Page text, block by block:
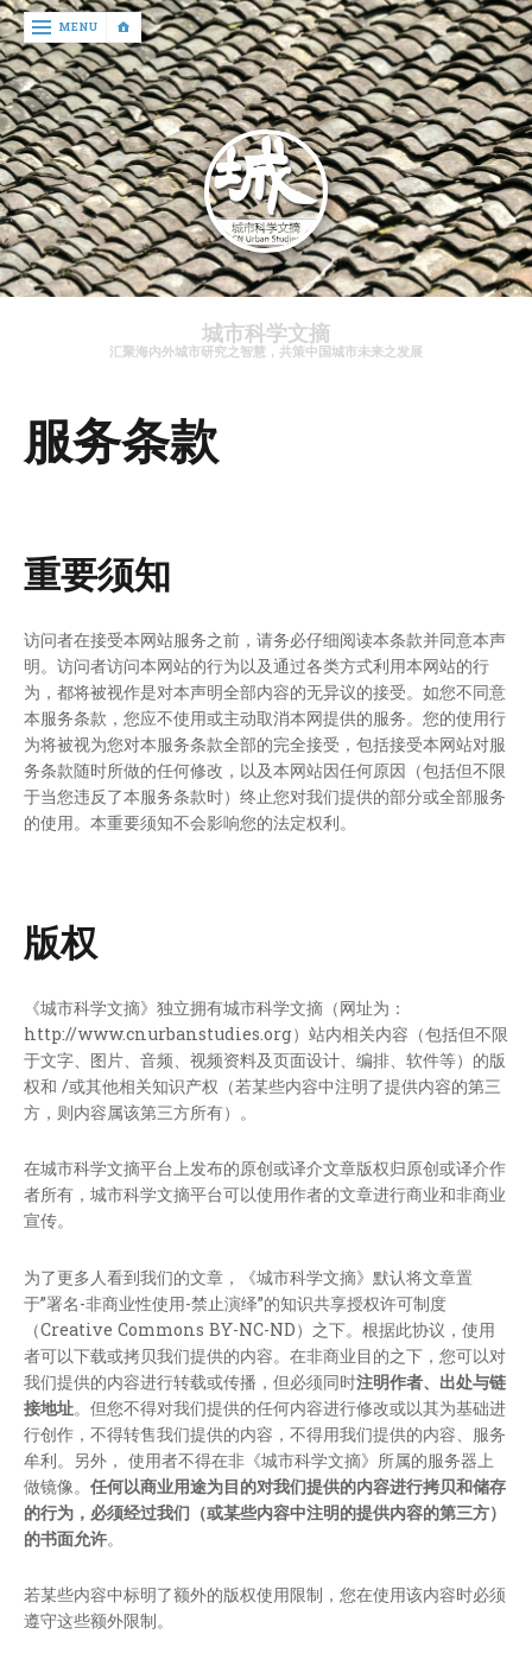
‹
return

文
章
资
讯
关
MENU
城市科学文摘
汇聚海内外城市研究之智慧，共策中国城市未来之发展
服务条款
重要须知
访问者在接受本网站服务之前，请务必仔细阅读本条款并同意本声
明。访问者访问本网站的行为以及通过各类方式利用本网站的行
为，都将被视作是对本声明全部内容的无异议的接受。如您不同意
本服务条款，您应不使用或主动取消本网提供的服务。您的使用行
为将被视为您对本服务条款全部的完全接受，包括接受本网站对服
务条款随时所做的任何修改，以及本网站因任何原因（包括但不限
于当您违反了本服务条款时）终止您对我们提供的部分或全部服务
的使用。本重要须知不会影响您的法定权利。
版权
《城市科学文摘》独立拥有城市科学文摘（网址为：
http://www.cnurbanstudies.org）站内相关内容（包括但不限
于文字、图片、音频、视频资料及页面设计、编排、软件等）的版
权和 /或其他相关知识产权（若某些内容中注明了提供内容的第三
方，则内容属该第三方所有）。
在城市科学文摘平台上发布的原创或译介文章版权归原创或译介作
者所有，城市科学文摘平台可以使用作者的文章进行商业和非商业
宣传。
为了更多人看到我们的文章，《城市科学文摘》默认将文章置
于”署名-非商业性使用-禁止演绎”的知识共享授权许可制度
（Creative Commons BY-NC-ND）之下。根据此协议，使用
者可以下载或拷贝我们提供的内容。在非商业目的之下，您可以对
我们提供的内容进行转载或传播，但必须同时注明作者、出处与链
接地址。但您不得对我们提供的任何内容进行修改或以其为基础进
行创作，不得转售我们提供的内容，不得用我们提供的内容、服务
牟利。另外， 使用者不得在非《城市科学文摘》所属的服务器上
做镜像。 任何以商业用途为目的对我们提供的内容进行拷贝和储存
的行为，必须经过我们（或某些内容中注明的提供内容的第三方）
的书面允许。
若某些内容中标明了额外的版权使用限制，您在使用该内容时必须
遵守这些额外限制。